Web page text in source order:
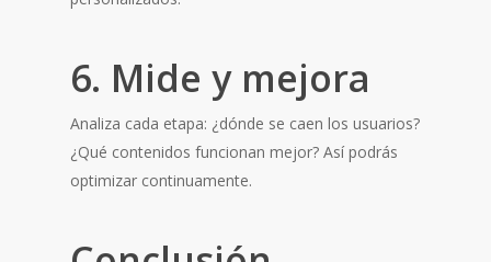
6. Mide y mejora
Analiza cada etapa: ¿dónde se caen los usuarios?
¿Qué contenidos funcionan mejor? Así podrás
optimizar continuamente.